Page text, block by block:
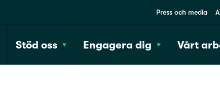
Press och media
Stöd oss Engagera dig Vårt